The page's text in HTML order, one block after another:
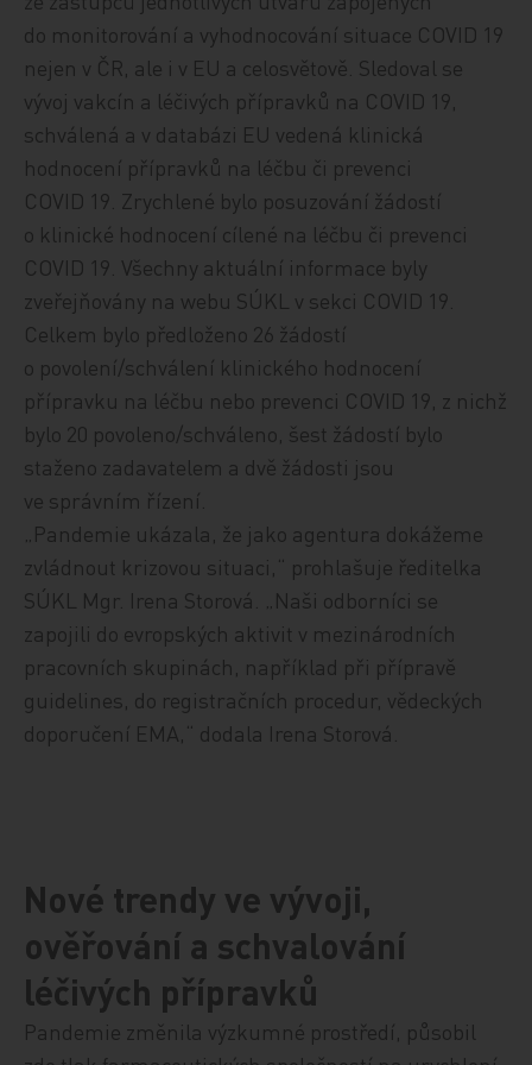
do monitorování a vyhodnocování situace COVID 19
nejen v ČR, ale i v EU a celosvětově. Sledoval se
vývoj vakcín a léčivých přípravků na COVID 19,
schválená a v databázi EU vedená klinická
hodnocení přípravků na léčbu či prevenci
COVID 19. Zrychlené bylo posuzování žádostí
o klinické hodnocení cílené na léčbu či prevenci
COVID 19. Všechny aktuální informace byly
zveřejňovány na webu SÚKL v sekci COVID 19.
Celkem bylo předloženo 26 žádostí
o povolení/schválení klinického hodnocení
přípravku na léčbu nebo prevenci COVID 19, z nichž
bylo 20 povoleno/schváleno, šest žádostí bylo
staženo zadavatelem a dvě žádosti jsou
ve správním řízení.
„Pandemie ukázala, že jako agentura dokážeme
zvládnout krizovou situaci,“ prohlašuje ředitelka
SÚKL Mgr. Irena Storová. „Naši odborníci se
zapojili do evropských aktivit v mezinárodních
pracovních skupinách, například při přípravě
guidelines, do registračních procedur, vědeckých
doporučení EMA,“ dodala Irena Storová.
Nové trendy ve vývoji,
ověřování a schvalování
léčivých přípravků
Pandemie změnila výzkumné prostředí, působil